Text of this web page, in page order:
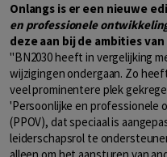
Onlangs is er een nieuwe
en professionele
deze aan bij de ambities van
"BN2030 heeft in vergelijking
wijzigingen ondergaan. Zo
veel prominentere plek
'Persoonlijke en professionele
(PPOV), dat speciaal is
leiderschapsrol te